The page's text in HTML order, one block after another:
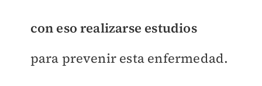
con eso realizarse estudios
para prevenir esta enfermedad.